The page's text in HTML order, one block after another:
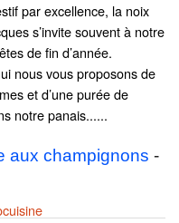
par excellence, la noix
s’invite souvent à notre
de fin d’année.
nous vous proposons de
et d’une purée de
notre panais......
aux champignons -